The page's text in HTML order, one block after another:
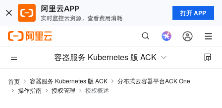
打开 APP
容器服务 Kubernetes 版 ACK
首页 容器服务 Kubernetes 版 ACK
分布式云容器平台ACK One
操作指南
授权管理 授权概述